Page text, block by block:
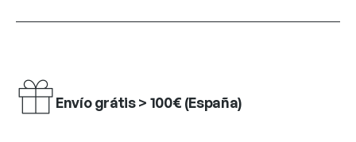
Envío grátis > 100€ (España)